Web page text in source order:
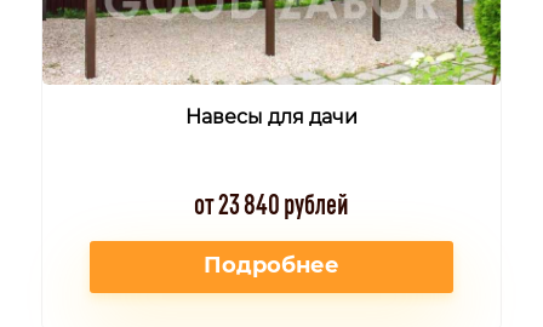
Навесы для дачи
от 23 840 рублей
Подробнее